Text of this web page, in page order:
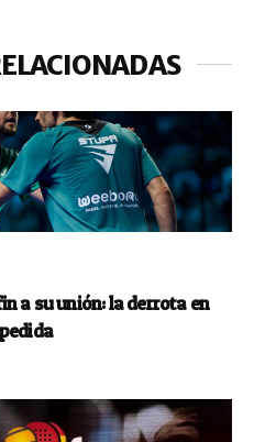
a su unión: la derrota en